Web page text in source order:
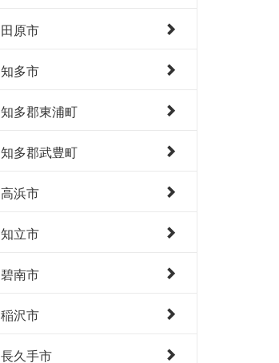
田原市
知多市
知多郡東浦町
知多郡武豊町
高浜市
知立市
碧南市
稲沢市
長久手市